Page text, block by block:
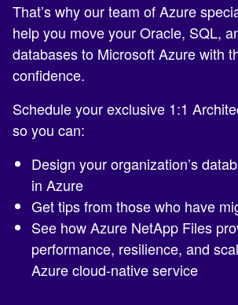
That’s why our team of Azure
help you move your Oracle, SQL,
databases to Microsoft Azure with
confidence.
Schedule your exclusive 1:1
so you can:
Design your organization’s
in Azure
Get tips from those who have
See how Azure NetApp Files
performance, resilience, and
Azure cloud-native service